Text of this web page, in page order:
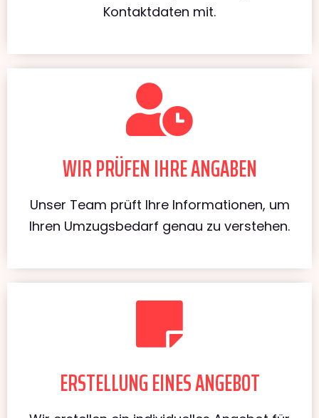
Kontaktdaten mit.
WIR PRÜFEN IHRE ANGABEN
Unser Team prüft Ihre Informationen, um
Ihren Umzugsbedarf genau zu verstehen.
ERSTELLUNG EINES ANGEBOT